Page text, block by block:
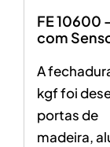
FE 10600
com
A
kgf foi
portas de
madeira,